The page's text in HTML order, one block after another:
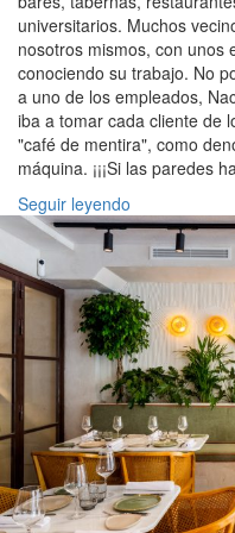
universitarios. Muchos
nosotros mismos, con unos
conociendo su trabajo. No
a uno de los empleados,
iba a tomar cada cliente de
"café de mentira", como
máquina. ¡¡¡Si las paredes
Seguir leyendo